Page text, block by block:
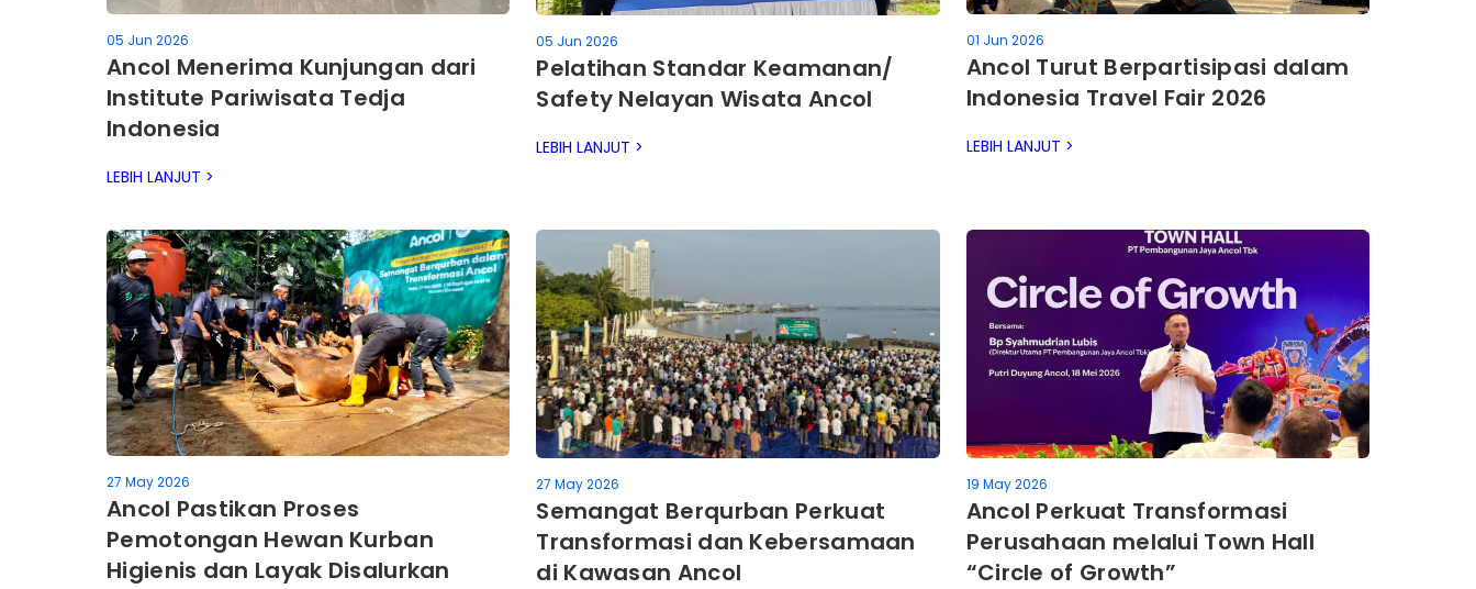
05 Jun 2026
Ancol Menerima Kunjungan dari
Institute Pariwisata Tedja
Indonesia
LEBIH LANJUT >
05 Jun 2026
Pelatihan Standar Keamanan/
Safety Nelayan Wisata Ancol
LEBIH LANJUT >
01 Jun 2026
Ancol Turut Berpartisipasi dalam
Indonesia Travel Fair 2026
LEBIH LANJUT >
27 May 2026
Ancol Pastikan Proses
Pemotongan Hewan Kurban
Higienis dan Layak Disalurkan
27 May 2026
Semangat Berqurban Perkuat
Transformasi dan Kebersamaan
di Kawasan Ancol
19 May 2026
Ancol Perkuat Transformasi
Perusahaan melalui Town Hall
“Circle of Growth”